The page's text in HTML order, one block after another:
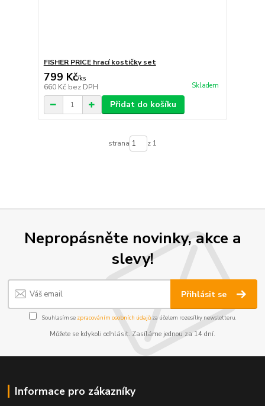
FISHER PRICE hrací kostičky set
799 Kč/ks
660 Kč bez DPH Skladem
Přidat do košíku
strana z 1
Nepropásněte novinky, akce a
slevy!
Přihlásit se
Souhlasím se zpracováním osobních údajůza účelem rozesílky newsletteru.
Můžete se kdykoli odhlásit. Zasíláme jednou za 14 dní.
Informace pro zákazníky